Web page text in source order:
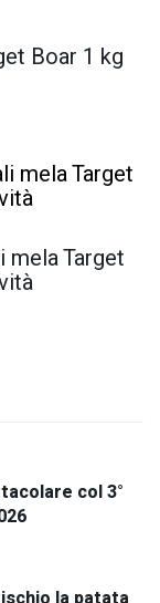
Boar 1 kg
Target
col 3°